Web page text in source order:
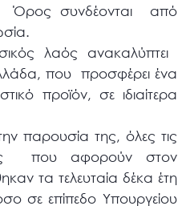
Όρος συνδέονται από
λαός ανακαλύπτει
που προσφέρει ένα
προϊόν, σε ιδιαίτερα
παρουσία της, όλες τις
που αφορούν στον
τα τελευταία δέκα έτη
σε επίπεδο Υπουργείου